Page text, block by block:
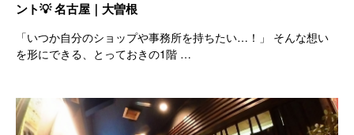
ント💡 名古屋｜大曽根
「いつか自分のショップや事務所を持ちたい…！」 そんな想い
を形にできる、とっておきの1階 …